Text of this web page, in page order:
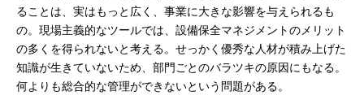
ることは、実はもっと広く、事業に大きな影響を与えられるも
の。現場主義的なツールでは、設備保全マネジメントのメリット
の多くを得られないと考える。せっかく優秀な人材が積み上げた
知識が生きていないため、部門ごとのバラツキの原因にもなる。
何よりも総合的な管理ができないという問題がある。